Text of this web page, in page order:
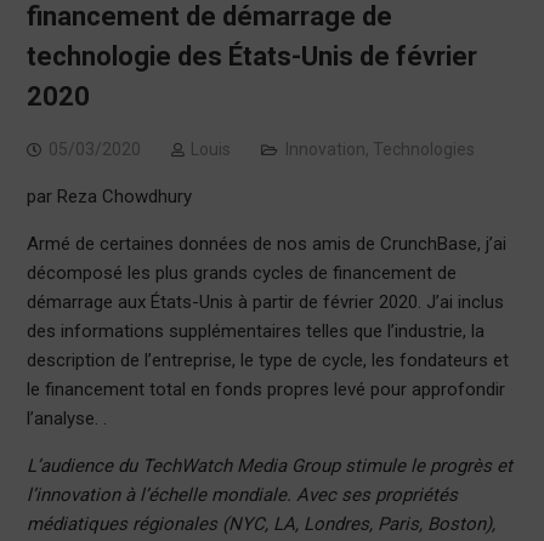
financement de démarrage de
technologie des États-Unis de février
2020
05/03/2020 Louis Innovation, Technologies
par Reza Chowdhury
Armé de certaines données de nos amis de CrunchBase, j’ai
décomposé les plus grands cycles de financement de
démarrage aux États-Unis à partir de février 2020. J’ai inclus
des informations supplémentaires telles que l’industrie, la
description de l’entreprise, le type de cycle, les fondateurs et
le financement total en fonds propres levé pour approfondir
l’analyse. .
L’audience du TechWatch Media Group stimule le progrès et
l’innovation à l’échelle mondiale. Avec ses propriétés
médiatiques régionales (NYC, LA, Londres, Paris, Boston),